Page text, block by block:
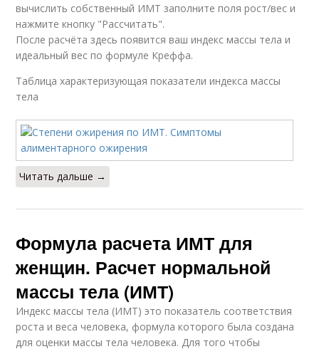
вычислить собственный ИМТ заполните поля рост/вес и
нажмите кнопку "Рассчитать".
После расчёта здесь появится ваш индекс массы тела и
идеальный вес по формуле Креффа.
Таблица характеризующая показатели индекса массы
тела
Читать дальше →
Формула расчета ИМТ для
женщин. Расчет нормальной
массы тела (ИМТ)
Индекс массы тела (ИМТ) это показатель соответствия
роста и веса человека, формула которого была создана
для оценки массы тела человека. Для того чтобы